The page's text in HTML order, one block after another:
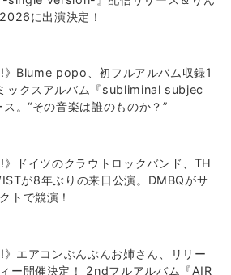
に出演決定！
》Blume popo、初フルアルバム収録1
ックスアルバム『subliminal subjec
。“その音楽は誰のものか？”
》ドイツのクラウトロックバンド、TH
が8年ぶりの来日公演。DMBQがサ
トで競演！
》エアコンぶんぶんお姉さん、リリー
ー開催決定！ 2ndフルアルバム『AIR